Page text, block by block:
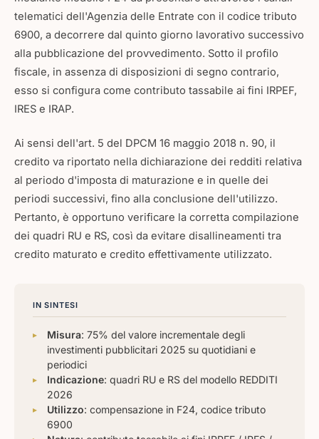
telematici dell'Agenzia delle Entrate con il codice tributo
6900, a decorrere dal quinto giorno lavorativo successivo
alla pubblicazione del provvedimento. Sotto il profilo
fiscale, in assenza di disposizioni di segno contrario,
esso si configura come contributo tassabile ai fini IRPEF,
IRES e IRAP.
Ai sensi dell'art. 5 del DPCM 16 maggio 2018 n. 90, il
credito va riportato nella dichiarazione dei redditi relativa
al periodo d'imposta di maturazione e in quelle dei
periodi successivi, fino alla conclusione dell'utilizzo.
Pertanto, è opportuno verificare la corretta compilazione
dei quadri RU e RS, così da evitare disallineamenti tra
credito maturato e credito effettivamente utilizzato.
IN SINTESI
Misura: 75% del valore incrementale degli
investimenti pubblicitari 2025 su quotidiani e
periodici
Indicazione: quadri RU e RS del modello REDDITI
2026
Utilizzo: compensazione in F24, codice tributo
6900